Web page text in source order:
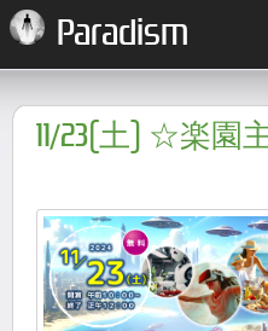
Paradism
11/23(土) ☆楽園